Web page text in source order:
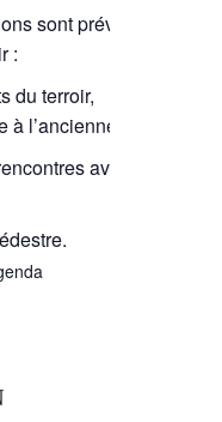
sont prévues
:
du terroir,
l’ancienne,
avec